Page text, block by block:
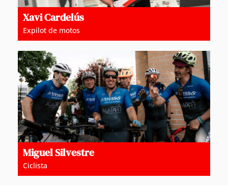
Xavi Cardelús
Expilot de motos
Miguel Silvestre
Ciclista